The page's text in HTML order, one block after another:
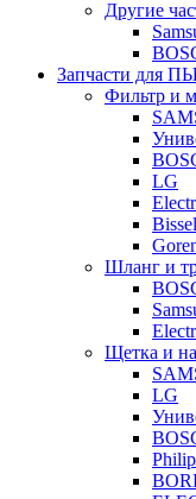
Другие
Запчасти для
Фильтр и
LG
Шланг и
Щетка и
LG